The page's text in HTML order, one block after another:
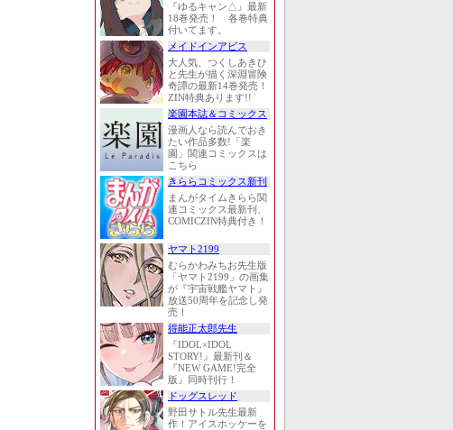
『ゆるキャン△』最新
18巻発売！ 各巻特典
付いてます。
メイドインアビス
大人気、つくしあきひ
と先生が描く深淵冒険
奇譚の最新14巻発売！
ZIN特典あります!!
楽園本誌＆コミックス
漫画人なら読んでおき
たい作品多数!「楽
園」関連コミックスは
こちら
きららコミックス新刊
まんがタイムきらら関
連コミックス最新刊、
COMICZIN特典付き！
ヤマト2199
むらかわみちお先生版
「ヤマト2199」の画集
が『宇宙戦艦ヤマト』
放送50周年を記念し発
売！
得能正太郎先生
『IDOL×IDOL
STORY!』最新刊＆
『NEW GAME!完全
版』同時刊行！
ドッグスレッド
野田サトル先生最新
作！アイスホッケーを